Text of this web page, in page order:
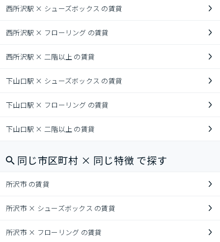
西所沢駅 × シューズボックス の賃貸
西所沢駅 × フローリング の賃貸
西所沢駅 × 二階以上 の賃貸
下山口駅 × シューズボックス の賃貸
下山口駅 × フローリング の賃貸
下山口駅 × 二階以上 の賃貸
同じ市区町村 × 同じ特徴 で探す
所沢市 の賃貸
所沢市 × シューズボックス の賃貸
所沢市 × フローリング の賃貸